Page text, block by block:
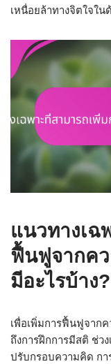
เหนื่อยล้าทางจิตใจใ
แนวทางเฉ
ฟื้นฟูจากคว
มีอะไรบ้าง?
เพื่อเพิ่มการฟื้นฟูจากค
ถึงการฝึกการมีสติ ช่ว
ปรับกรอบความคิด กา